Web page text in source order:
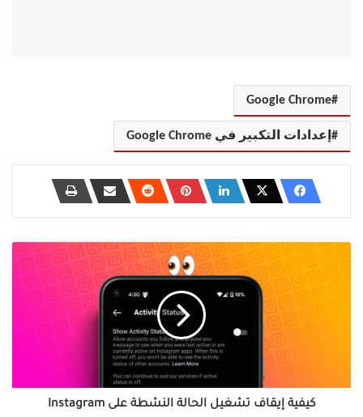
Google Chrome
إعدادات التكبير في Google Chrome
كيفية إيقاف تشغيل الحالة النشطة على Instagram